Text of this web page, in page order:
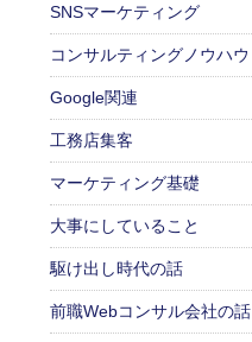
SNSマーケティング
コンサルティングノウハウ
Google関連
工務店集客
マーケティング基礎
大事にしていること
駆け出し時代の話
前職Webコンサル会社の話